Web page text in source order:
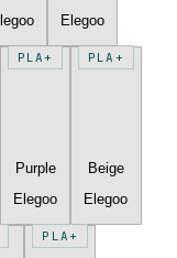
Elegoo
PLA+
Purple
Elegoo
PLA+
Beige
Elegoo
PLA+